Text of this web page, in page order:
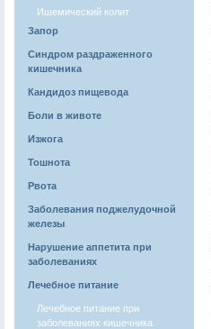
Ишемический колит
Запор
Синдром раздраженного
кишечника
Кандидоз пищевода
Боли в животе
Изжога
Тошнота
Рвота
Заболевания поджелудочной
железы
Нарушение аппетита при
заболеваниях
Лечебное питание
Лечебное питание при
заболеваниях кишечника